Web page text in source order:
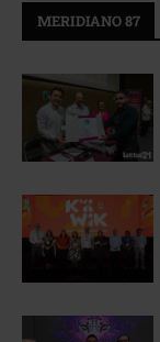
MERIDIANO 87